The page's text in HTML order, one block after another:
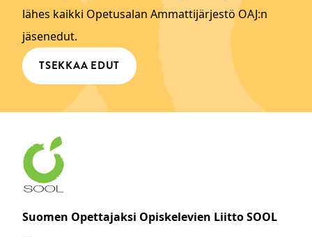
lähes kaikki Opetusalan Ammattijärjestö OAJ:n
jäsenedut.
TSEKKAA EDUT
Suomen Opettajaksi Opiskelevien Liitto SOOL